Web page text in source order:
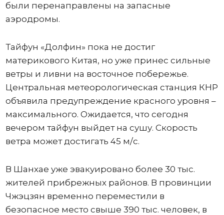
были перенаправлены на запасные
аэродромы.
Тайфун «Долфин» пока не достиг
материкового Китая, но уже принес сильные
ветры и ливни на восточное побережье.
Центральная метеорологическая станция КНР
объявила предупреждение красного уровня –
максимального. Ожидается, что сегодня
вечером тайфун выйдет на сушу. Скорость
ветра может достигать 45 м/с.
В Шанхае уже эвакуировано более 30 тыс.
жителей прибрежных районов. В провинции
Чжэцзян временно переместили в
безопасное место свыше 390 тыс. человек, в